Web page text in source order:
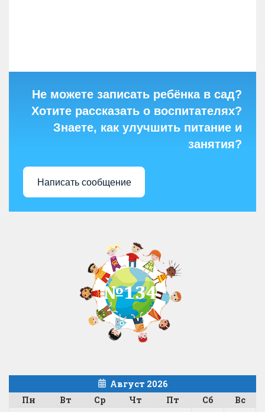
Не можете записать ребёнка в сад?
Хотите рассказать о воспитателях?
Знаете, как улучшить питание и
занятия?
Написать сообщение
Август 2026
Пн
Вт Ср Чт Пт Сб Вс